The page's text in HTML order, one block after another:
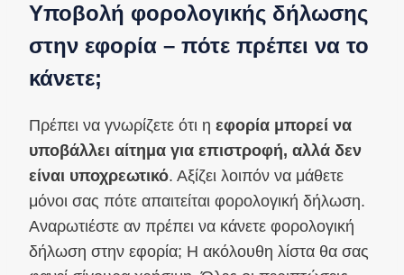
Υποβολή φορολογικής δήλωσης
στην εφορία – πότε πρέπει να το
κάνετε;
Πρέπει να γνωρίζετε ότι η εφορία μπορεί να
υποβάλλει αίτημα για επιστροφή, αλλά δεν
είναι υποχρεωτικό. Αξίζει λοιπόν να μάθετε
μόνοι σας πότε απαιτείται φορολογική δήλωση.
Αναρωτιέστε αν πρέπει να κάνετε φορολογική
δήλωση στην εφορία; Η ακόλουθη λίστα θα σας